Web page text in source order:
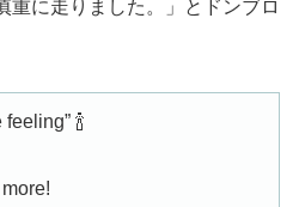
重に走りました。」とドンブロ
🍾